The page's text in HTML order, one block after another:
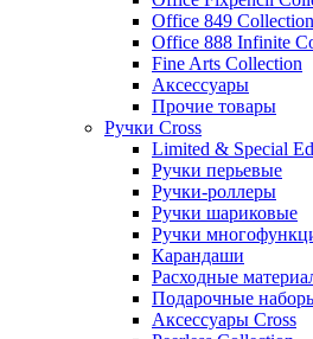
Office 849 Collection
Office 888 Infinite
Fine Arts Collection
Аксессуары
Прочие товары
Ручки Cross
Limited & Special
Ручки перьевые
Ручки-роллеры
Ручки шариковые
Ручки
Карандаши
Расходные
Подарочные
Аксессуары Cross